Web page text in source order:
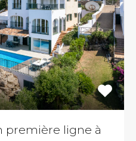
première ligne à